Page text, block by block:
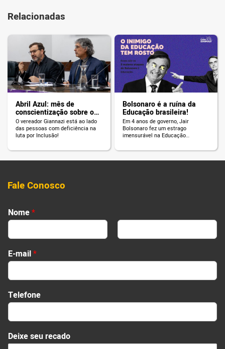
Relacionadas
Abril Azul: mês de
conscientização sobre o
autismo
O vereador Giannazi está ao lado
das pessoas com deficiência na
luta por Inclusão!
Bolsonaro é a ruína da
Educação brasileira!
Em 4 anos de governo, Jair
Bolsonaro fez um estrago
imensurável na Educação
Fale Conosco
Nome*
First Last
E-mail*
Telefone
N
o
Deixe seu recado